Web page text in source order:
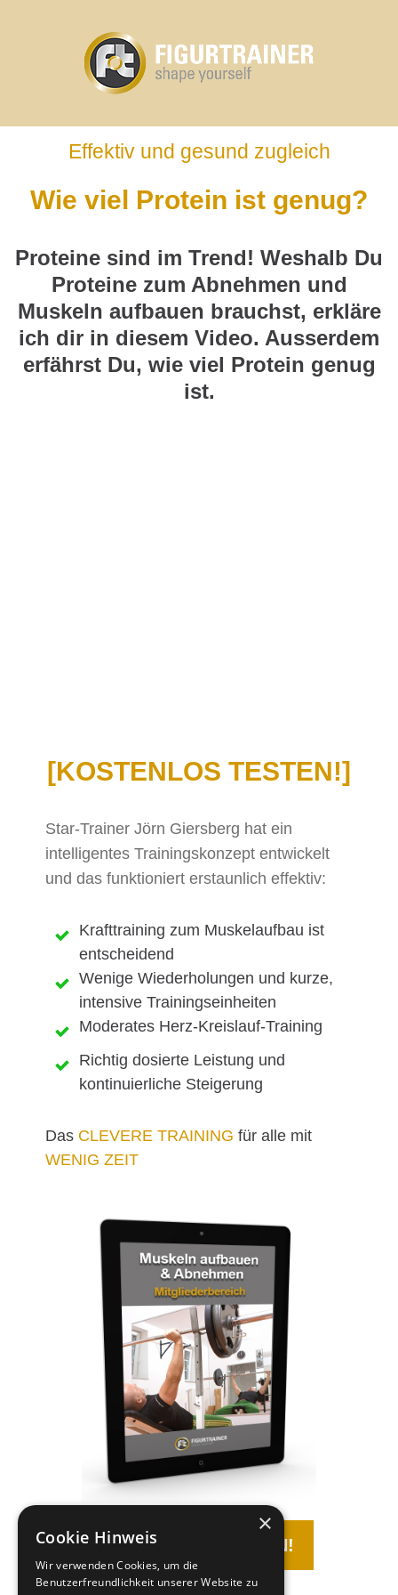
Effektiv und gesund zugleich
Wie viel Protein ist genug?
Proteine sind im Trend! Weshalb Du
Proteine zum Abnehmen und
Muskeln aufbauen brauchst, erkläre
ich dir in diesem Video. Ausserdem
erfährst Du, wie viel Protein genug
ist.
[KOSTENLOS TESTEN!]
Star-Trainer Jörn Giersberg hat ein
intelligentes Trainingskonzept entwickelt
und das funktioniert erstaunlich effektiv:
Krafttraining zum Muskelaufbau ist
entscheidend
Wenige Wiederholungen und kurze,
intensive Trainingseinheiten
Moderates Herz-Kreislauf-Training
Richtig dosierte Leistung und
kontinuierliche Steigerung
Das CLEVERE TRAINING für alle mit
WENIG ZEIT
KOSTENLOS TESTEN!
×
Cookie Hinweis
Wir verwenden Cookies, um die
Benutzerfreundlichkeit unserer Website zu